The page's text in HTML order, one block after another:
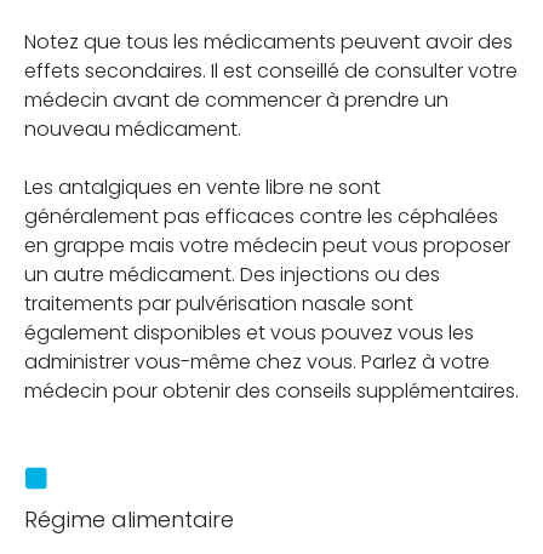
Notez que tous les médicaments peuvent avoir des
effets secondaires. Il est conseillé de consulter votre
médecin avant de commencer à prendre un
nouveau médicament.
Les antalgiques en vente libre ne sont
généralement pas efficaces contre les céphalées
en grappe mais votre médecin peut vous proposer
un autre médicament. Des injections ou des
traitements par pulvérisation nasale sont
également disponibles et vous pouvez vous les
administrer vous-même chez vous. Parlez à votre
médecin pour obtenir des conseils supplémentaires.
Régime alimentaire